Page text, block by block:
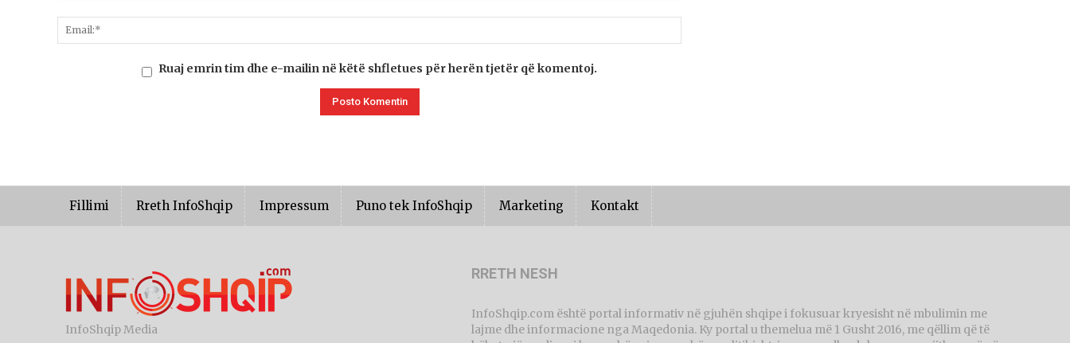
Ruaj emrin tim dhe e-mailin në këtë shfletues për herën tjetër që komentoj.
Fillimi Rreth InfoShqip Impressum Puno tek InfoShqip Marketing Kontakt
InfoShqip Media
RRETH NESH
InfoShqip.com është portal informativ në gjuhën shqipe i fokusuar kryesisht në mbulimin me
lajme dhe informacione nga Maqedonia. Ky portal u themelua më 1 Gusht 2016, me qëllim që të